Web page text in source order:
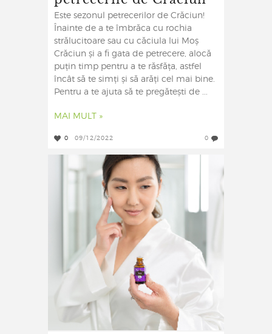
Este sezonul petrecerilor de Crăciun!
Înainte de a te îmbrăca cu rochia
strălucitoare sau cu căciula lui Moș
Crăciun și a fi gata de petrecere, alocă
puțin timp pentru a te răsfăța, astfel
încât să te simți și să arăți cel mai bine.
Pentru a te ajuta să te pregătești de ...
MAI MULT »
0 09/12/2022 0